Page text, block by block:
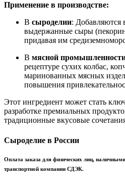
Применение в производстве:
В сыроделии: Добавляются
выдержанные сыры
придавая им
В мясной
рецептуре сухих колбас,
маринованных мясных
повышения
Этот ингредиент может стать
разработке премиальных
традиционные вкусовые
Сыроделие в России
Оплата заказа для физических лиц,
транспортной компании СДЭК.